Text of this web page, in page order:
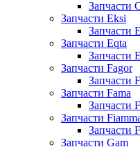
Запчасти
Запчасти Eksi
Запчасти
Запчасти Eqta
Запчасти
Запчасти Fagor
Запчасти
Запчасти Fama
Запчасти
Запчасти
Запчасти
Запчасти Gam